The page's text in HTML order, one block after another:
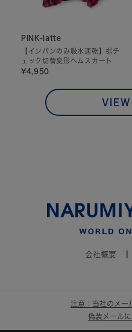
PINK-latte
【インパンのみ吸水速乾】裾チ
ェック切替変形ヘムスカート
¥4,950
会社概要
注意：当社のメー
偽装メール